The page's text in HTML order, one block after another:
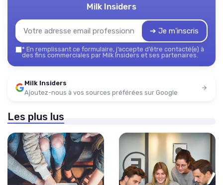
Milk Insiders
➔ Je m'inscris
* En remplissant ce formulaire, j’accepte d’être contacté(e) à
des fins commerciales par Milk Insiders et ses partenaires.
Milk Insiders
Ajoutez-nous à vos sources préférées sur Google
Les plus lus